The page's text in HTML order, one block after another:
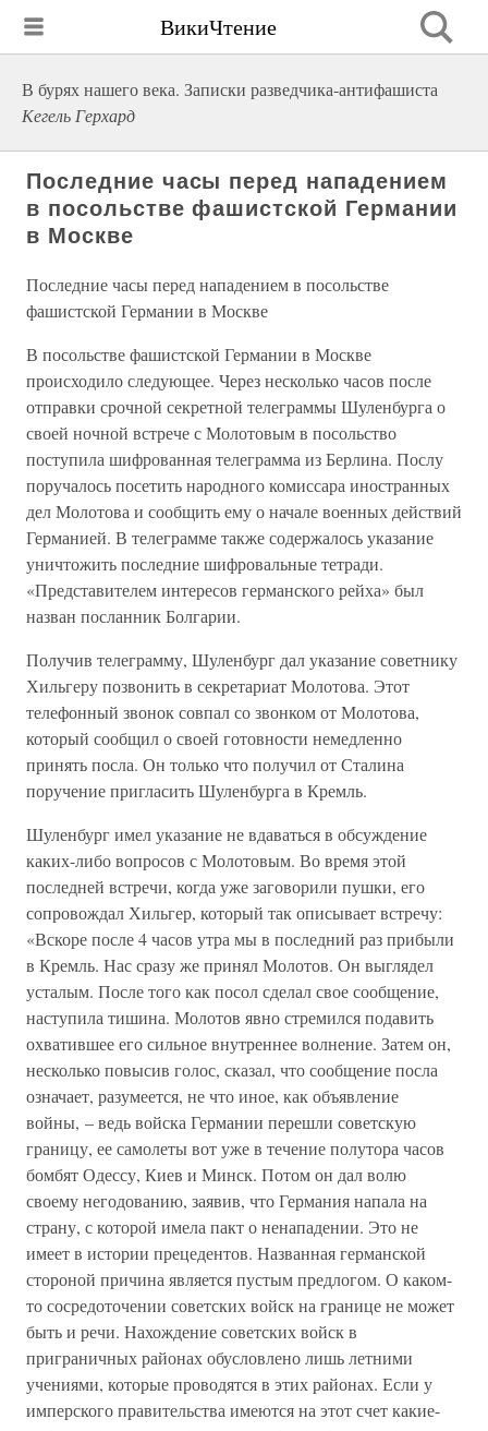
ВикиЧтение
В бурях нашего века. Записки разведчика-антифашиста
Кегель Герхард
Последние часы перед нападением
в посольстве фашистской Германии
в Москве
Последние часы перед нападением в посольстве
фашистской Германии в Москве
В посольстве фашистской Германии в Москве
происходило следующее. Через несколько часов после
отправки срочной секретной телеграммы Шуленбурга о
своей ночной встрече с Молотовым в посольство
поступила шифрованная телеграмма из Берлина. Послу
поручалось посетить народного комиссара иностранных
дел Молотова и сообщить ему о начале военных действий
Германией. В телеграмме также содержалось указание
уничтожить последние шифровальные тетради.
«Представителем интересов германского рейха» был
назван посланник Болгарии.
Получив телеграмму, Шуленбург дал указание советнику
Хильгеру позвонить в секретариат Молотова. Этот
телефонный звонок совпал со звонком от Молотова,
который сообщил о своей готовности немедленно
принять посла. Он только что получил от Сталина
поручение пригласить Шуленбурга в Кремль.
Шуленбург имел указание не вдаваться в обсуждение
каких-либо вопросов с Молотовым. Во время этой
последней встречи, когда уже заговорили пушки, его
сопровождал Хильгер, который так описывает встречу:
«Вскоре после 4 часов утра мы в последний раз прибыли
в Кремль. Нас сразу же принял Молотов. Он выглядел
усталым. После того как посол сделал свое сообщение,
наступила тишина. Молотов явно стремился подавить
охватившее его сильное внутреннее волнение. Затем он,
несколько повысив голос, сказал, что сообщение посла
означает, разумеется, не что иное, как объявление
войны, – ведь войска Германии перешли советскую
границу, ее самолеты вот уже в течение полутора часов
бомбят Одессу, Киев и Минск. Потом он дал волю
своему негодованию, заявив, что Германия напала на
страну, с которой имела пакт о ненападении. Это не
имеет в истории прецедентов. Названная германской
стороной причина является пустым предлогом. О каком-
то сосредоточении советских войск на границе не может
быть и речи. Нахождение советских войск в
приграничных районах обусловлено лишь летними
учениями, которые проводятся в этих районах. Если у
имперского правительства имеются на этот счет какие-